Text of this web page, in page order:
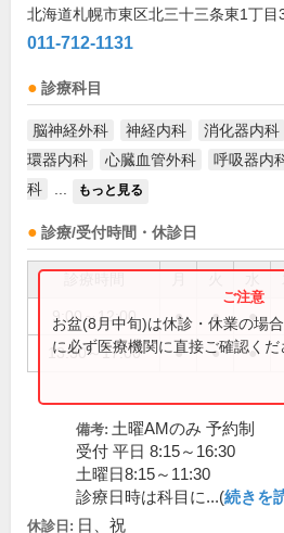
北海道札幌市東区北三十三条東1丁目
011-712-1131
診療科目
脳神経外科 神経内科 消化器内科
環器内科
心臓血管外科 呼吸器内
科
もっと見る
診療/受付時間・休診日
9:00～12:00 ● ● ●
13:30～17:00 ● ● ●
お盆(8月中旬)は休診・休業の場
に必ず医療機関に直接ご確認くだ
備考: 土曜AMのみ 予約制
受付 平日 8:15～16:30
土曜日8:15～11:30
診療日時は科目に...(続きを
休診日: 日、祝